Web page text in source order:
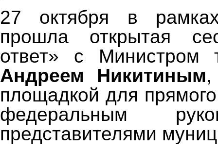
27 октября в
прошла открытая
ответ» с Министром
Андреем Никитиным,
площадкой для
федеральным
представителями